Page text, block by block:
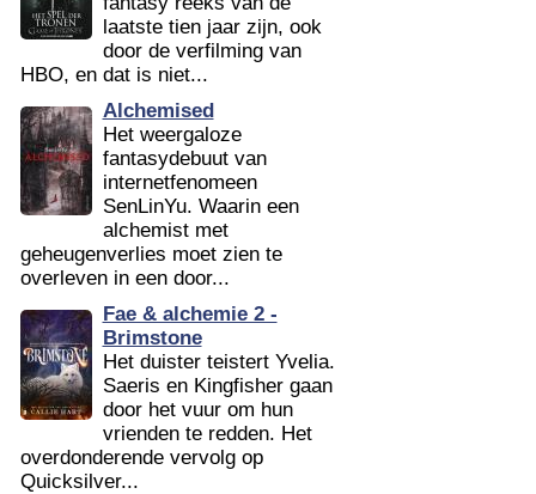
laatste tien jaar zijn, ook
door de verfilming van
HBO, en dat is niet...
Alchemised
Het weergaloze
fantasydebuut van
internetfenomeen
SenLinYu. Waarin een
alchemist met
geheugenverlies moet zien te
overleven in een door...
Fae & alchemie 2 -
Brimstone
Het duister teistert Yvelia.
Saeris en Kingfisher gaan
door het vuur om hun
vrienden te redden. Het
overdonderende vervolg op
Quicksilver...